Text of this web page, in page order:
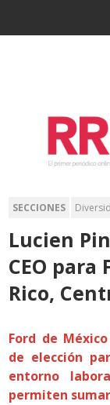
SECCIONES
Lucien
CEO para
Rico,
Ford de
de elección
entorno
permiten